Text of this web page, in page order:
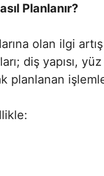
Planlanır?
olan ilgi
diş yapısı,